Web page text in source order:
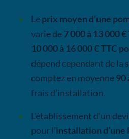
Leprix moyen d’une
varie de7 000 à 13 000
10 000 à 16 000 € TTC
dépend cependant de la
comptez en moyenne90
frais d’installation.
L’établissement d’un
pour l’installation d’une